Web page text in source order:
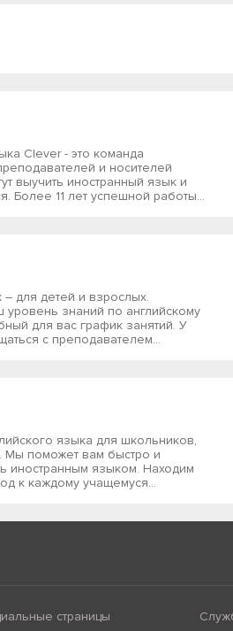
Clever - это команда
и носителей
выучить иностранный язык и
Более 11 лет успешной работы...
для детей и взрослых.
знаний по английскому
для вас график занятий. У
с преподавателем...
языка для школьников,
Мы поможет вам быстро и
иностранным языком. Находим
к каждому учащемуся...
страницы